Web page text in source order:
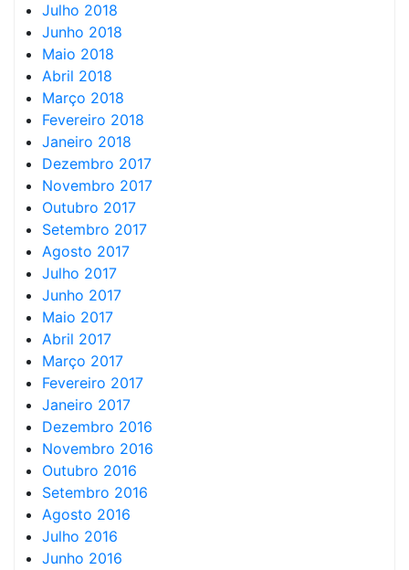
Julho 2018
Junho 2018
Maio 2018
Abril 2018
Março 2018
Fevereiro 2018
Janeiro 2018
Dezembro 2017
Novembro 2017
Outubro 2017
Setembro 2017
Agosto 2017
Julho 2017
Junho 2017
Maio 2017
Abril 2017
Março 2017
Fevereiro 2017
Janeiro 2017
Dezembro 2016
Novembro 2016
Outubro 2016
Setembro 2016
Agosto 2016
Julho 2016
Junho 2016